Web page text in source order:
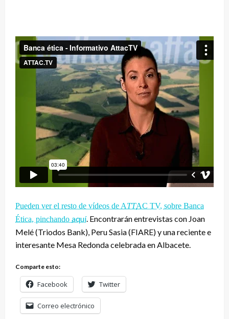
Pueden ver el resto de vídeos de ATTAC TV, sobre Banca
Ética, pinchando aquí. Encontrarán entrevistas con Joan
Melé (Triodos Bank), Peru Sasia (FIARE) y una reciente e
interesante Mesa Redonda celebrada en Albacete.
Comparte esto:
Facebook Twitter
Correo electrónico